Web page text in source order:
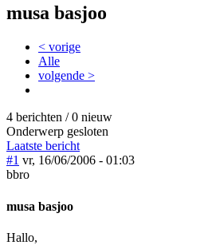
musa basjoo
< vorige
Alle
volgende >
4 berichten / 0 nieuw
Onderwerp gesloten
Laatste bericht
#1 vr, 16/06/2006 - 01:03
bbro
musa basjoo
Hallo,